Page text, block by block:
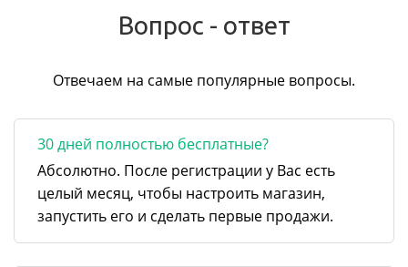
Вопрос - ответ
Отвечаем на самые популярные вопросы.
30 дней полностью бесплатные?
Абсолютно. После регистрации у Вас есть
целый месяц, чтобы настроить магазин,
запустить его и сделать первые продажи.